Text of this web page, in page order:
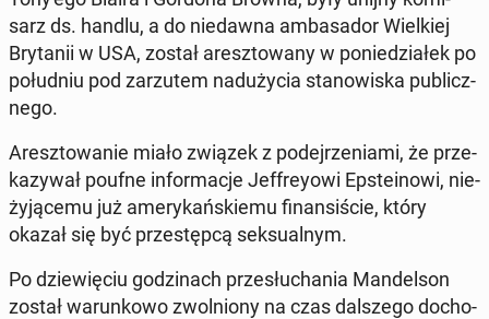
sarz ds. handlu, a do nie­daw­na am­ba­sa­dor Wiel­kiej
Bry­ta­nii w USA, został aresz­to­wa­ny w po­nie­dzia­łek po
po­łu­dniu pod za­rzu­tem nad­uży­cia sta­no­wi­ska pu­blicz­
ne­go.
Aresz­to­wa­nie miało związek z po­dej­rze­nia­mi, że prze­
ka­zy­wał poufne in­for­ma­cje Jef­frey­owi Ep­ste­ino­wi, nie­
ży­ją­ce­mu już ame­ry­kań­skie­mu fi­nan­si­ście, który
okazał się być prze­stęp­cą sek­su­al­nym.
Po dzie­wię­ciu go­dzi­nach prze­słu­cha­nia Man­del­son
został wa­run­ko­wo zwol­nio­ny na czas dal­sze­go do­cho­